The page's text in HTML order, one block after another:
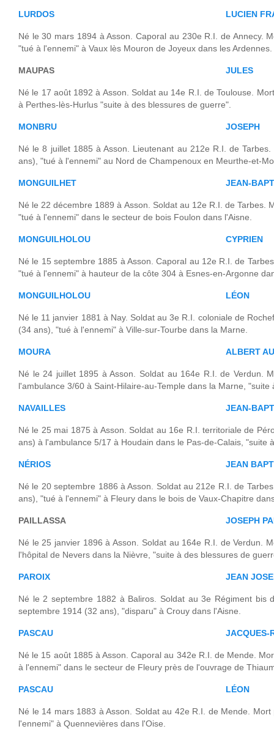
LURDOS LUCIEN
Né le 30 mars 1894 à Asson. Caporal au 230e R.I. de Annecy.
"tué à l'ennemi" à Vaux lès Mouron de Joyeux dans les Ardennes.
MAUPAS JULES
Né le 17 août 1892 à Asson. Soldat au 14e R.I. de Toulouse.
à Perthes-lès-Hurlus "suite à des blessures de guerre".
MONBRU JOSEPH
Né le 8 juillet 1885 à Asson. Lieutenant au 212e R.I. de
ans), "tué à l'ennemi" au Nord de Champenoux en Meurthe-et-
MONGUILHET JEAN-
Né le 22 décembre 1889 à Asson. Soldat au 12e R.I. de Tarbes.
"tué à l'ennemi" dans le secteur de bois Foulon dans l'Aisne.
MONGUILHOLOU CYPRIEN
Né le 15 septembre 1885 à Asson. Caporal au 12e R.I. de
"tué à l'ennemi" à hauteur de la côte 304 à Esnes-en-Argonne
MONGUILHOLOU LÉON
Né le 11 janvier 1881 à Nay. Soldat au 3e R.I. coloniale de
(34 ans), "tué à l'ennemi" à Ville-sur-Tourbe dans la Marne.
MOURA ALBERT
Né le 24 juillet 1895 à Asson. Soldat au 164e R.I. de Verdun.
l'ambulance 3/60 à Saint-Hilaire-au-Temple dans la Marne,
NAVAILLES JEAN-
Né le 25 mai 1875 à Asson. Soldat au 16e R.I. territoriale de
ans) à l'ambulance 5/17 à Houdain dans le Pas-de-Calais, "suite
NÉRIOS JEAN
Né le 20 septembre 1886 à Asson. Soldat au 212e R.I. de
ans), "tué à l'ennemi" à Fleury dans le bois de Vaux-Chapitre
PAILLASSA JOSEPH
Né le 25 janvier 1896 à Asson. Soldat au 164e R.I. de Verdun.
l'hôpital de Nevers dans la Nièvre, "suite à des blessures de
PAROIX JEAN
Né le 2 septembre 1882 à Baliros. Soldat au 3e Régiment bis
septembre 1914 (32 ans), "disparu" à Crouy dans l'Aisne.
PASCAU JACQUES-
Né le 15 août 1885 à Asson. Caporal au 342e R.I. de Mende.
à l'ennemi" dans le secteur de Fleury près de l'ouvrage de
PASCAU LÉON
Né le 14 mars 1883 à Asson. Soldat au 42e R.I. de Mende.
l'ennemi" à Quennevières dans l'Oise.